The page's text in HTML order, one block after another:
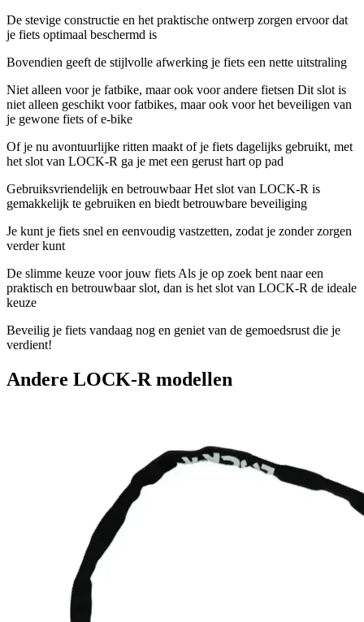
De stevige constructie en het praktische ontwerp zorgen ervoor dat
je fiets optimaal beschermd is
Bovendien geeft de stijlvolle afwerking je fiets een nette uitstraling
Niet alleen voor je fatbike, maar ook voor andere fietsen Dit slot is
niet alleen geschikt voor fatbikes, maar ook voor het beveiligen van
je gewone fiets of e-bike
Of je nu avontuurlijke ritten maakt of je fiets dagelijks gebruikt, met
het slot van LOCK-R ga je met een gerust hart op pad
Gebruiksvriendelijk en betrouwbaar Het slot van LOCK-R is
gemakkelijk te gebruiken en biedt betrouwbare beveiliging
Je kunt je fiets snel en eenvoudig vastzetten, zodat je zonder zorgen
verder kunt
De slimme keuze voor jouw fiets Als je op zoek bent naar een
praktisch en betrouwbaar slot, dan is het slot van LOCK-R de ideale
keuze
Beveilig je fiets vandaag nog en geniet van de gemoedsrust die je
verdient!
Andere LOCK-R modellen